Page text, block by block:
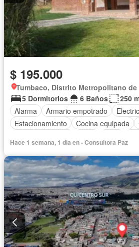
$ 195.000
Tumbaco, Distrito Metropolitano de
5 Dormitorios
6 Baños
250
Alarma
Armario empotrado
Estacionamiento
Cocina equipada
Hace 1 semana, 1 día en - Consultora Paz